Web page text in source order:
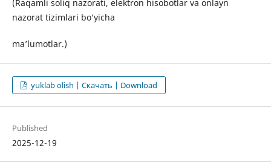
(Raqamli soliq nazorati, elektron hisobotlar va onlayn
nazorat tizimlari bo‘yicha
ma’lumotlar.)
yuklab olish | Скачать | Download
Published
2025-12-19